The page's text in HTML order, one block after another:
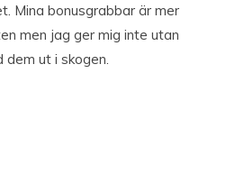
Mina bonusgrabbar är mer
men jag ger mig inte utan
ut i skogen.